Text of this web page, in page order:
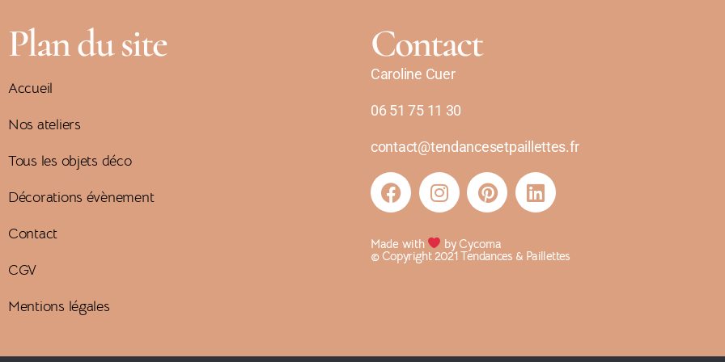
v
u
e
s
É
è
n
s
Plan du site
Accueil
Nos ateliers
Tous les objets déco
Décorations évènement
Contact
CGV
Mentions légales
Contact
Caroline Cuer
06 51 75 11 30
contact@tendancesetpaillettes.fr
Made with by Cycoma
© Copyright 2021 Tendances & Paillettes